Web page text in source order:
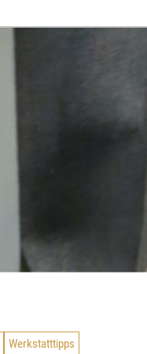
Werkstatttipps